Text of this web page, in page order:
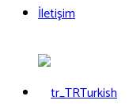
İletişim
Turkish